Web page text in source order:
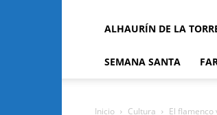
ALHAURÍN DE LA
SEMANA SANTA
Inicio Cultura El flamenco